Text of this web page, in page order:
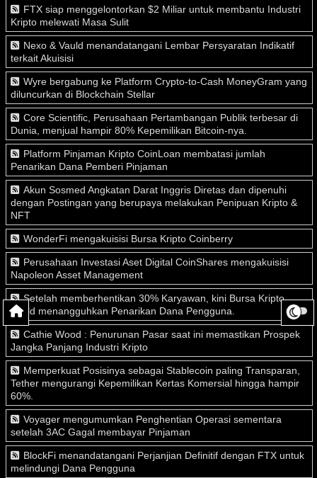
FTX siap menggelontorkan $2 Miliar untuk membantu Industri
Kripto melewati Masa Sulit
Nexo & Vauld menandatangani Lembar Persyaratan Indikatif
terkait Akuisisi
Wyre bergabung ke Platform Crypto-to-Cash MoneyGram yang
diluncurkan di Blockchain Stellar
Core Scientific, Perusahaan Pertambangan Publik terbesar di
Dunia, menjual hampir 80% Kepemilikan Bitcoin-nya.
Platform Pinjaman Kripto CoinLoan membatasi jumlah
Penarikan Dana Pemberi Pinjaman
Akun Sosmed Angkatan Darat Inggris Diretas dan dipenuhi
dengan Postingan yang berupaya melakukan Penipuan Kripto &
NFT
WonderFi mengakuisisi Bursa Kripto Coinberry
Perusahaan Investasi Aset Digital CoinShares mengakuisisi
Napoleon Asset Management
Setelah memberhentikan 30% Karyawan, kini Bursa Kripto
Vauld menangguhkan Penarikan Dana Pengguna.
Cathie Wood : Penurunan Pasar saat ini memastikan Prospek
Jangka Panjang Industri Kripto
Memperkuat Posisinya sebagai Stablecoin paling Transparan,
Tether mengurangi Kepemilikan Kertas Komersial hingga hampir
60%.
Voyager mengumumkan Penghentian Operasi sementara
setelah 3AC Gagal membayar Pinjaman
BlockFi menandatangani Perjanjian Definitif dengan FTX untuk
melindungi Dana Pengguna